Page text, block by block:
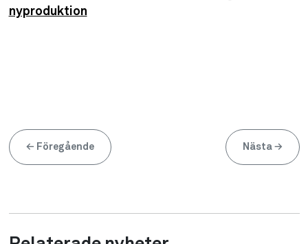
nyproduktion
← Föregående Nästa →